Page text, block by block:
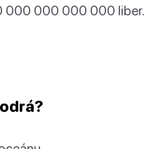
000 000 000 liber.